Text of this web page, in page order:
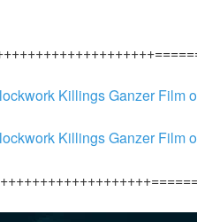
Killings Ganzer Film
Killings Ganzer Film